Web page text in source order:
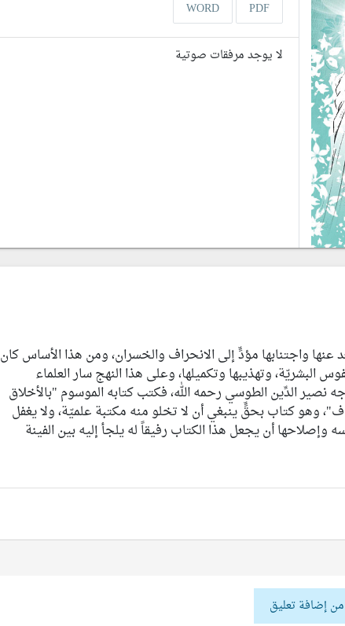
PDF
WORD
لا يوجد مرفقات صوتية
عنها واجتنابها مؤدٍّ إلى الانحراف والخسران، ومن هذا الأساس كان
البشريّة، وتهذيبها وتكميلها، وعلى هذا النهج سار العلماء
نصير الدِّين الطوسي رحمه الله، فكتب كتابه الموسوم "بالأخلاق
وهو كتاب بحقٍّ ينبغي أن لا تخلو منه مكتبة علميّة، ولا يغفل
أن يجعل هذا الكتاب رفيقاً له يلجأ إليه بين الفينة
إضافة تعليق